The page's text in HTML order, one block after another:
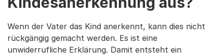
Wenn der Vater das Kind anerkennt, kann dies nicht
rückgängig gemacht werden. Es ist eine
unwiderrufliche Erklärung. Damit entsteht ein